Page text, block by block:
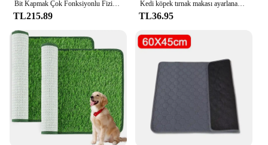
Bit Kapmak Çok Fonksiyonlu Fiziksel Pire Temizleme Katil Fırça Evcil Hayvanlar Elektrikli Pire Tarağı Köpekler Kediler için Saç Temizleyici Tarak
TL215.89
Kedi köpek tırnak makası ayarlanabilir delik ile profesyonel evcil hayvan tırnak Clippers tırnak aşırı kesme yavru kedi pençe bakım aracı önlemek için
TL36.95